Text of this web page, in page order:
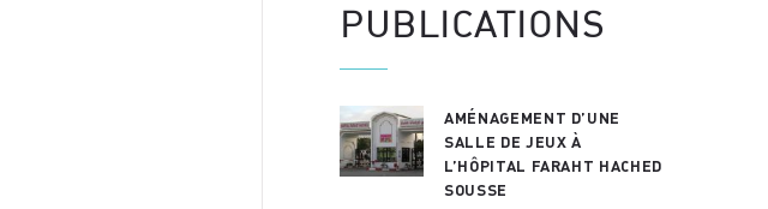
PUBLICATIONS
AMÉNAGEMENT D’UNE
SALLE DE JEUX À
L’HÔPITAL FARAHT HACHED
SOUSSE